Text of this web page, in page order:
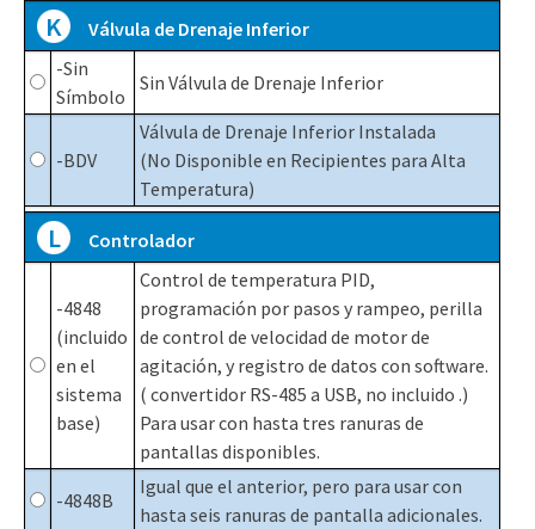
K
Válvula de Drenaje Inferior
-Sin
Símbolo
Sin Válvula de Drenaje Inferior
-BDV
Válvula de Drenaje Inferior Instalada
(No Disponible en Recipientes para Alta
Temperatura)
L Controlador
-4848
(incluido
en el
sistema
base)
Control de temperatura PID,
programación por pasos y rampeo, perilla
de control de velocidad de motor de
agitación, y registro de datos con software.
( convertidor RS-485 a USB, no incluido .)
Para usar con hasta tres ranuras de
pantallas disponibles.
-4848B
Igual que el anterior, pero para usar con
hasta seis ranuras de pantalla adicionales.